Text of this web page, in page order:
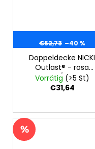
€52,73 –40 %
Doppeldecke NICKI
Outlast® - rosa
Striche/puderig
Vorrätig (>5 St)
€31,64